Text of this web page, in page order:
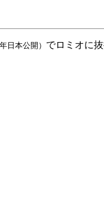
日本公開） でロミオに